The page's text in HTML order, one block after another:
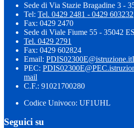
Sede di Via Stazie Bragadine 3 -
Tel: Tel. 0429 2481 - 0429 603232
Fax: 0429 2470
Sede di Viale Fiume 55 - 35042
Tel. 0429 2791
Fax: 0429 602824
Email: PDIS02300E@istruzione.it
PEC:
mail
C.F.: 91021700280
Codice Univoco: UF1UHL
Seguici su